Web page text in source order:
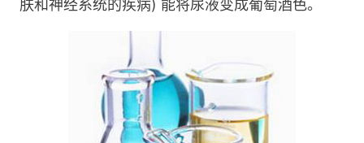
肤和神经系统的疾病) 能将尿液变成葡萄酒色。